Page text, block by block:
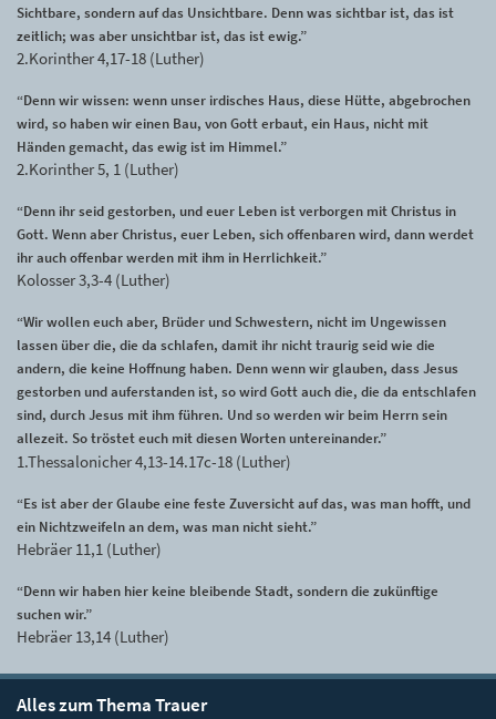
Sichtbare, sondern auf das Unsichtbare. Denn was sichtbar ist, das ist
zeitlich; was aber unsichtbar ist, das ist ewig.”
2.Korinther 4,17-18 (Luther)
“Denn wir wissen: wenn unser irdisches Haus, diese Hütte, abgebrochen
wird, so haben wir einen Bau, von Gott erbaut, ein Haus, nicht mit
Händen gemacht, das ewig ist im Himmel.”
2.Korinther 5, 1 (Luther)
“Denn ihr seid gestorben, und euer Leben ist verborgen mit Christus in
Gott. Wenn aber Christus, euer Leben, sich offenbaren wird, dann werdet
ihr auch offenbar werden mit ihm in Herrlichkeit.”
Kolosser 3,3-4 (Luther)
“Wir wollen euch aber, Brüder und Schwestern, nicht im Ungewissen
lassen über die, die da schlafen, damit ihr nicht traurig seid wie die
andern, die keine Hoffnung haben. Denn wenn wir glauben, dass Jesus
gestorben und auferstanden ist, so wird Gott auch die, die da entschlafen
sind, durch Jesus mit ihm führen. Und so werden wir beim Herrn sein
allezeit. So tröstet euch mit diesen Worten untereinander.”
1.Thessalonicher 4,13-14.17c-18 (Luther)
“Es ist aber der Glaube eine feste Zuversicht auf das, was man hofft, und
ein Nichtzweifeln an dem, was man nicht sieht.”
Hebräer 11,1 (Luther)
“Denn wir haben hier keine bleibende Stadt, sondern die zukünftige
suchen wir.”
Hebräer 13,14 (Luther)
Alles zum Thema Trauer